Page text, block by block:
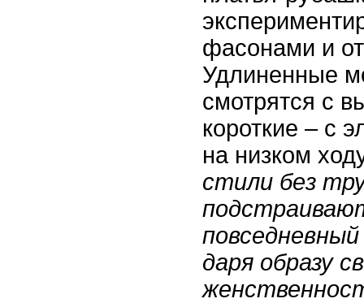
фасонами и
Удлиненные
смотрятся с
короткие – с
на низком
стили без
даря образу